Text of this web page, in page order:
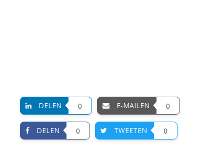
DELEN 0 E-MAILEN 0
DELEN 0 TWEETEN 0